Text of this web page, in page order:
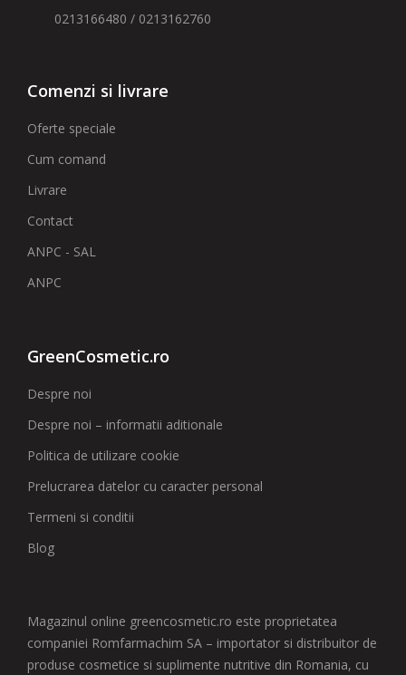
0213166480 / 0213162760
Comenzi si livrare
Oferte speciale
Cum comand
Livrare
Contact
ANPC - SAL
ANPC
GreenCosmetic.ro
Despre noi
Despre noi – informatii aditionale
Politica de utilizare cookie
Prelucrarea datelor cu caracter personal
Termeni si conditii
Blog
Magazinul online greencosmetic.ro este proprietatea
companiei Romfarmachim SA – importator si distribuitor de
produse cosmetice si suplimente nutritive din Romania, cu